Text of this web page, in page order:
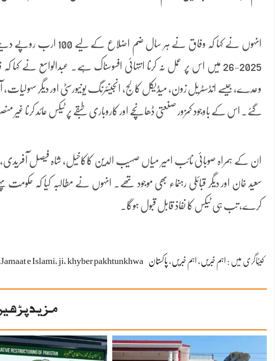
انہوں نے کہا کہ وفاق نے ہر سال ضم
2025-26 میں اس پر عمل نہ کرنا انتہائی افسوسناک ہے۔ عبدالواسع نے کہا
وعدے، جیسے انڈسٹریل زون، میڈیکل کالج، انجینئرنگ یونیورسٹی اور دیگر
گئے۔ اس کے باوجود کمزور صنعتی ڈھانچے اور کاروباری طبقے پر ٹیکس عائد کرنا غیر
ان کے ہمراہ صوبائی نائب امیر میاں صہیب الدین کاکاخیل، شاہ فیصل
سعید خان اور دیگر قبائلی رہنماء بھی موجود تھے۔ انہوں نے مطالبہ کیا کہ
کرے، تب ہی ٹیکس کا نفاذ قابل قبول ہوگا۔
کیٹاگری میں : اہم خبریں ، اہم خبریں ، پاکستان Jamaat e Islami، ji، khyber pakhtunkhwa
مزید